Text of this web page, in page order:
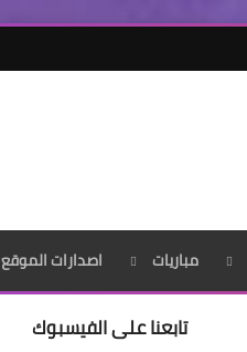
مباريات اصدارات الموقع
تابعنا على الفيسبوك